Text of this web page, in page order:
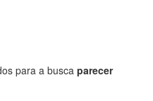
para a busca parecer